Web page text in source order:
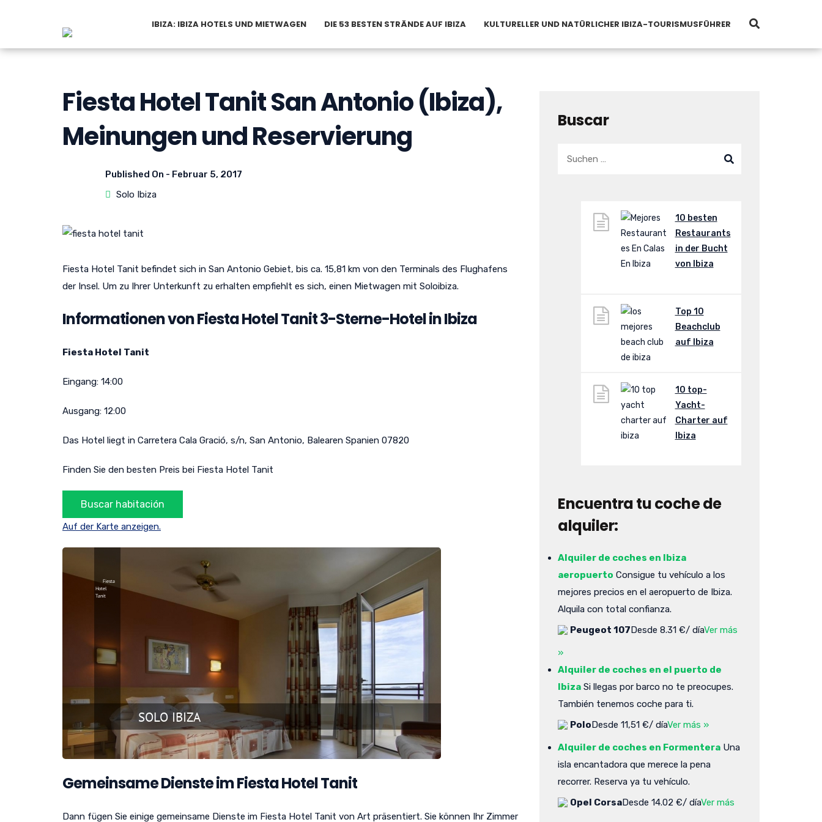
IBIZA: IBIZA HOTELS UND MIETWAGEN DIE 53 BESTEN STRÄNDE AUF IBIZA KULTURELLER UND NATÜRLICHER IBIZA-TOURISMUSFÜHRER
Fiesta Hotel Tanit San Antonio (Ibiza),
Meinungen und Reservierung
Published On - Februar 5, 2017
Solo Ibiza
Fiesta Hotel Tanit befindet sich in San Antonio Gebiet, bis ca. 15,81 km von den Terminals des Flughafens
der Insel. Um zu Ihrer Unterkunft zu erhalten empfiehlt es sich, einen Mietwagen mit Soloibiza.
Informationen von Fiesta Hotel Tanit 3-Sterne-Hotel in Ibiza
Fiesta Hotel Tanit
Eingang: 14:00
Ausgang: 12:00
Das Hotel liegt in Carretera Cala Gració, s/n, San Antonio, Balearen Spanien 07820
Finden Sie den besten Preis bei Fiesta Hotel Tanit
Auf der Karte anzeigen.
Gemeinsame Dienste im Fiesta Hotel Tanit
Dann fügen Sie einige gemeinsame Dienste im Fiesta Hotel Tanit von Art präsentiert. Sie können Ihr Zimmer
Buscar
10 besten
Restaurants
in der Bucht
von Ibiza
Top 10
Beachclub
auf Ibiza
10 top-
Yacht-
Charter auf
Ibiza
Encuentra tu coche de
alquiler:
Alquiler de coches en Ibiza
aeropuerto Consigue tu vehículo a los
mejores precios en el aeropuerto de Ibiza.
Alquila con total confianza.
Peugeot 107Desde 8.31 €/ díaVer más
»
Alquiler de coches en el puerto de
Ibiza Si llegas por barco no te preocupes.
También tenemos coche para ti.
PoloDesde 11,51 €/ díaVer más »
Alquiler de coches en Formentera Una
isla encantadora que merece la pena
recorrer. Reserva ya tu vehículo.
Opel CorsaDesde 14.02 €/ díaVer más